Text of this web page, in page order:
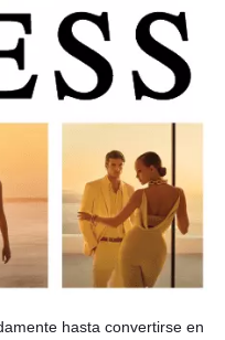
hasta convertirse en